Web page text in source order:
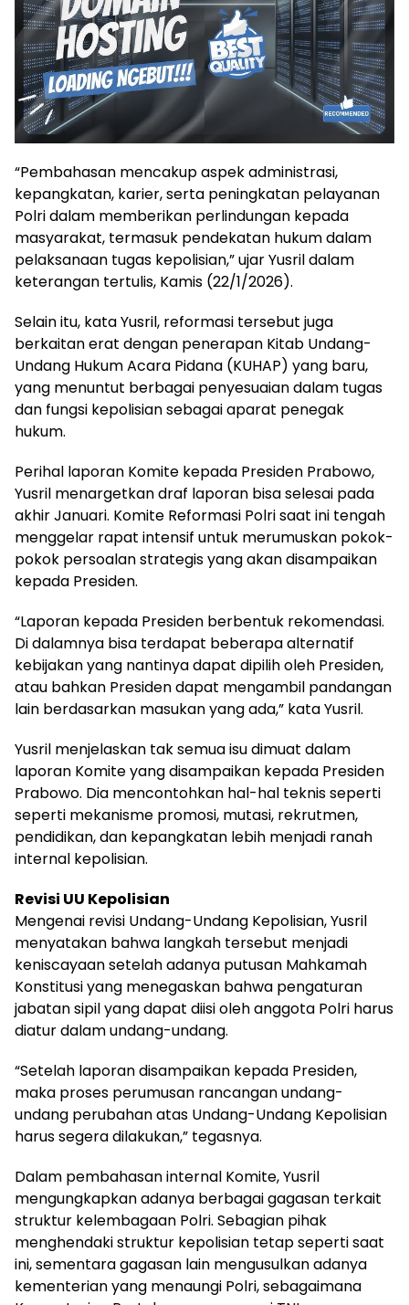
“Pembahasan mencakup aspek administrasi,
kepangkatan, karier, serta peningkatan pelayanan
Polri dalam memberikan perlindungan kepada
masyarakat, termasuk pendekatan hukum dalam
pelaksanaan tugas kepolisian,” ujar Yusril dalam
keterangan tertulis, Kamis (22/1/2026).
Selain itu, kata Yusril, reformasi tersebut juga
berkaitan erat dengan penerapan Kitab Undang-
Undang Hukum Acara Pidana (KUHAP) yang baru,
yang menuntut berbagai penyesuaian dalam tugas
dan fungsi kepolisian sebagai aparat penegak
hukum.
Perihal laporan Komite kepada Presiden Prabowo,
Yusril menargetkan draf laporan bisa selesai pada
akhir Januari. Komite Reformasi Polri saat ini tengah
menggelar rapat intensif untuk merumuskan pokok-
pokok persoalan strategis yang akan disampaikan
kepada Presiden.
“Laporan kepada Presiden berbentuk rekomendasi.
Di dalamnya bisa terdapat beberapa alternatif
kebijakan yang nantinya dapat dipilih oleh Presiden,
atau bahkan Presiden dapat mengambil pandangan
lain berdasarkan masukan yang ada,” kata Yusril.
Yusril menjelaskan tak semua isu dimuat dalam
laporan Komite yang disampaikan kepada Presiden
Prabowo. Dia mencontohkan hal-hal teknis seperti
seperti mekanisme promosi, mutasi, rekrutmen,
pendidikan, dan kepangkatan lebih menjadi ranah
internal kepolisian.
Revisi UU Kepolisian
Mengenai revisi Undang-Undang Kepolisian, Yusril
menyatakan bahwa langkah tersebut menjadi
keniscayaan setelah adanya putusan Mahkamah
Konstitusi yang menegaskan bahwa pengaturan
jabatan sipil yang dapat diisi oleh anggota Polri harus
diatur dalam undang-undang.
“Setelah laporan disampaikan kepada Presiden,
maka proses perumusan rancangan undang-
undang perubahan atas Undang-Undang Kepolisian
harus segera dilakukan,” tegasnya.
Dalam pembahasan internal Komite, Yusril
mengungkapkan adanya berbagai gagasan terkait
struktur kelembagaan Polri. Sebagian pihak
menghendaki struktur kepolisian tetap seperti saat
ini, sementara gagasan lain mengusulkan adanya
kementerian yang menaungi Polri, sebagaimana